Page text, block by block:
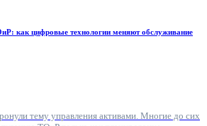
как цифровые технологии меняют обслуживание
тему управления активами. Многие до сих